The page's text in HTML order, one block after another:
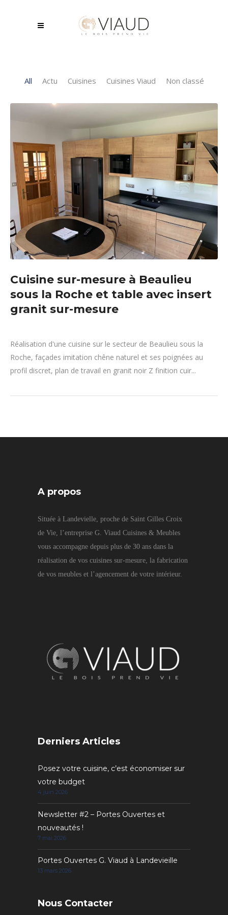
All Actu Cuisines Cuisines Viaud Non classé
Cuisine sur-mesure à Beaulieu
sous la Roche et table avec insert
granit sur-mesure
Réalisation d'une cuisine sur le secteur de Beaulieu sous la
Roche, façades imitation chêne naturel et ses poignées au
profil discret, plan de travail en granit noir Z finition cuir...
A propos
Située à Landevielle, proche de Saint Gilles Croix
de Vie, l’entreprise G. Viaud Cuisines & Meubles
vous accompagne depuis plus de 30 ans dans la
réalisation de vos cuisines sur-mesure, la fabrication
de vos meubles et l’agencement de votre intérieur.
Derniers Articles
Posez votre cuisine, c’est économiser sur
votre budget
4 juin 2026
Newsletter #2 – Portes Ouvertes et
nouveautés !
7 mai 2026
Portes Ouvertes G. Viaud à Landevieille
13 mars 2026
Nous Contacter